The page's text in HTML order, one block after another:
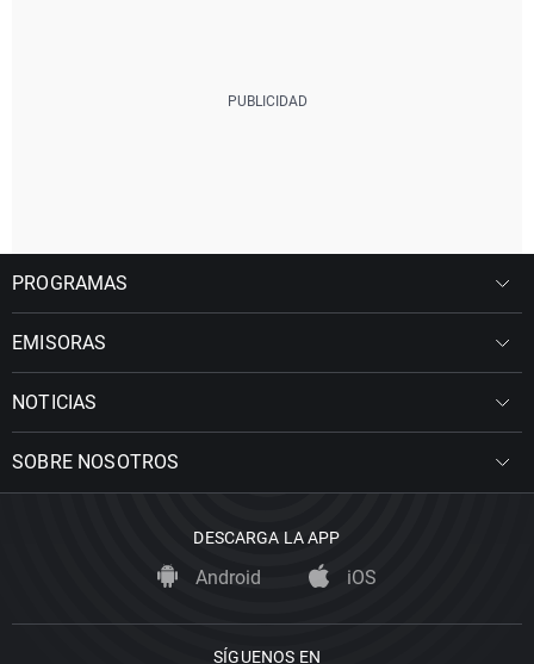
PROGRAMAS
EMISORAS
NOTICIAS
SOBRE NOSOTROS
DESCARGA LA APP
Android iOS
SÍGUENOS EN